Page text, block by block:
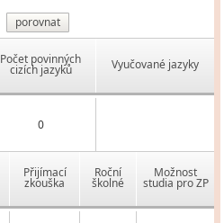
porovnat
Počet povinných
cizích jazyků Vyučované jazyky
0
Přijímací
zkouška
Roční
školné
Možnost
studia pro ZP